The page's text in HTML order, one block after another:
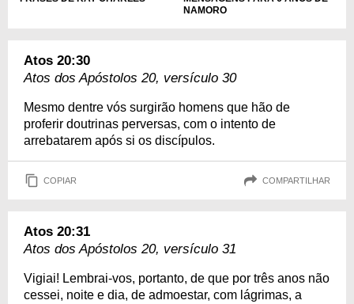
NAMORO
Atos 20:30
Atos dos Apóstolos 20, versículo 30
Mesmo dentre vós surgirão homens que hão de
proferir doutrinas perversas, com o intento de
arrebatarem após si os discípulos.
COPIAR COMPARTILHAR
Atos 20:31
Atos dos Apóstolos 20, versículo 31
Vigiai! Lembrai-vos, portanto, de que por três anos não
cessei, noite e dia, de admoestar, com lágrimas, a